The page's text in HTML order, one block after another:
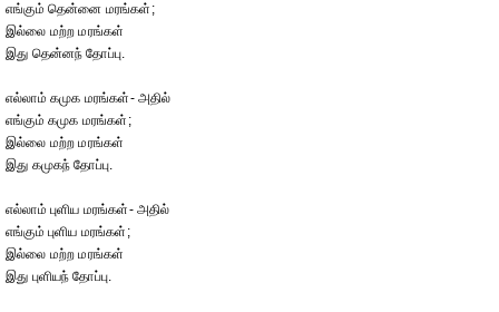
எங்கும் தென்னை மரங்கள்;
இல்லை மற்ற மரங்கள்
இது தென்னந் தோப்பு.
எல்லாம் கமுக மரங்கள்- அதில்
எங்கும் கமுக மரங்கள்;
இல்லை மற்ற மரங்கள்
இது கமுகந் தோப்பு.
எல்லாம் புளிய மரங்கள்- அதில்
எங்கும் புளிய மரங்கள்;
இல்லை மற்ற மரங்கள்
இது புளியந் தோப்பு.